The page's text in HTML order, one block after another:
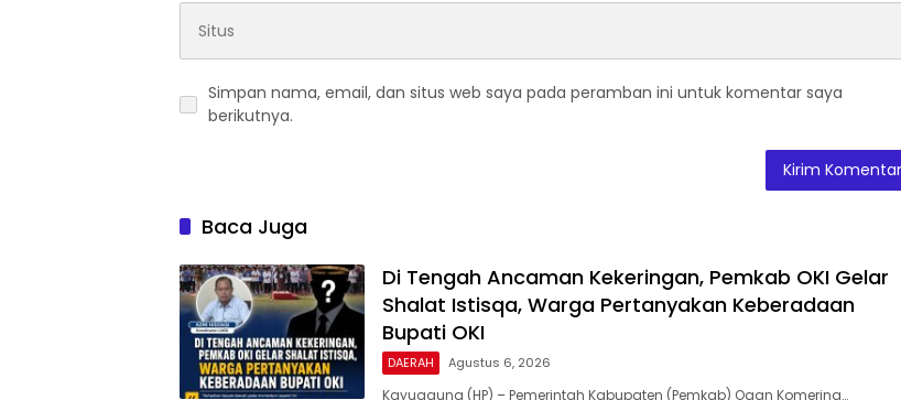
Simpan nama, email, dan situs web saya pada peramban ini untuk komentar saya
berikutnya.
Baca Juga
Di Tengah Ancaman Kekeringan, Pemkab OKI Gelar
Shalat Istisqa, Warga Pertanyakan Keberadaan
Bupati OKI
DAERAH Agustus 6, 2026
Kayuagung (HP) – Pemerintah Kabupaten (Pemkab) Ogan Komering…